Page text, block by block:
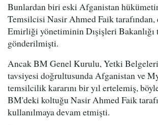
Bunlardan biri eski Afganistan
Temsilcisi Nasir Ahmed Faik
Emirliği yönetiminin Dışişleri Bakanlığı
gönderilmişti.
Ancak BM Genel Kurulu, Yetki
tavsiyesi doğrultusunda Afganistan ve
temsilcilik kararını bir yıl ertelemiş,
BM'deki koltuğu Nasir Ahmed Faik
kullanılmaya devam etmişti.